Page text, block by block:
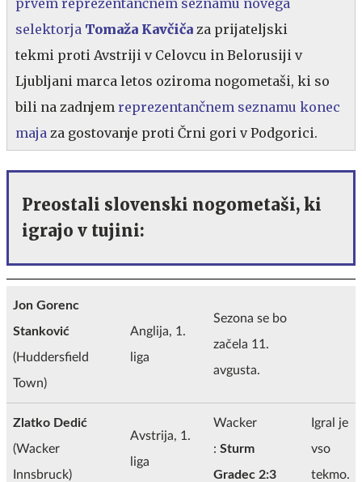
selektorja Tomaža Kavčiča za prijateljski
tekmi proti Avstriji v Celovcu in Belorusiji v
Ljubljani marca letos oziroma nogometaši, ki so
bili na zadnjem reprezentančnem seznamu konec
maja za gostovanje proti Črni gori v Podgorici.
Preostali slovenski nogometaši, ki
igrajo v tujini:
Jon Gorenc
Stanković
(Huddersfield
Town)
Anglija, 1.
liga
Sezona se bo
začela 11.
avgusta.
Zlatko Dedić
(Wacker
Innsbruck)
Avstrija, 1.
liga
Wacker
: Sturm
Gradec 2:3
Igral je
vso
tekmo.